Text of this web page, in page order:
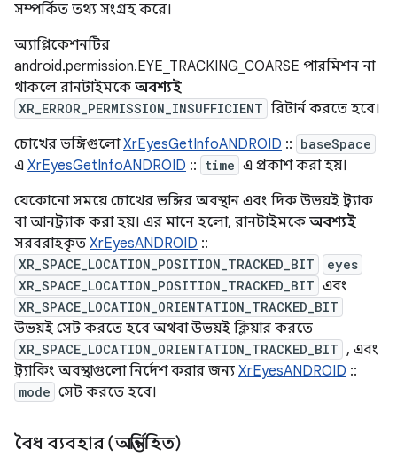
সম্পর্কিত তথ্য সংগ্রহ করে।
অ্যাপ্লিকেশনটির
android.permission.EYE_TRACKING_COARSE পারমিশন না
থাকলে রানটাইমকে অবশ্যই
XR_ERROR_PERMISSION_INSUFFICIENT রিটার্ন করতে হবে।
চোখের ভঙ্গিগুলোXrEyesGetInfoANDROID :: baseSpace
এ XrEyesGetInfoANDROID :: time এ প্রকাশ করা হয়।
যেকোনো সময়ে চোখের ভঙ্গির অবস্থান এবং দিক উভয়ই ট্র্যাক
বা আনট্র্যাক করা হয়। এর মানে হলো, রানটাইমকে অবশ্যই
সরবরাহকৃত XrEyesANDROID ::
XR_SPACE_LOCATION_POSITION_TRACKED_BIT
eyes
XR_SPACE_LOCATION_POSITION_TRACKED_BIT এবং
XR_SPACE_LOCATION_ORIENTATION_TRACKED_BIT
উভয়ই সেট করতে হবে অথবা উভয়ই ক্লিয়ার করতে
XR_SPACE_LOCATION_ORIENTATION_TRACKED_BIT , এবং
ট্র্যাকিং অবস্থাগুলো নির্দেশ করার জন্য XrEyesANDROID ::
mode সেট করতে হবে।
বৈধ ব্যবহার (অন্তর্নিহিত)